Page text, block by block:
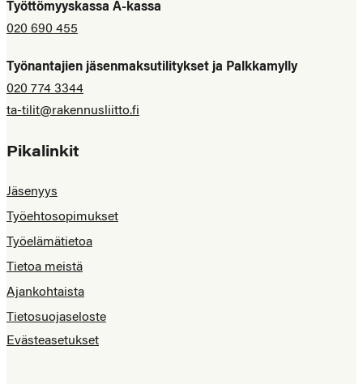
Työttömyyskassa A-kassa
020 690 455
Työnantajien jäsenmaksutilitykset ja Palkkamylly
020 774 3344
ta-tilit@rakennusliitto.fi
Pikalinkit
Jäsenyys
Työehtosopimukset
Työelämätietoa
Tietoa meistä
Ajankohtaista
Tietosuojaseloste
Evästeasetukset